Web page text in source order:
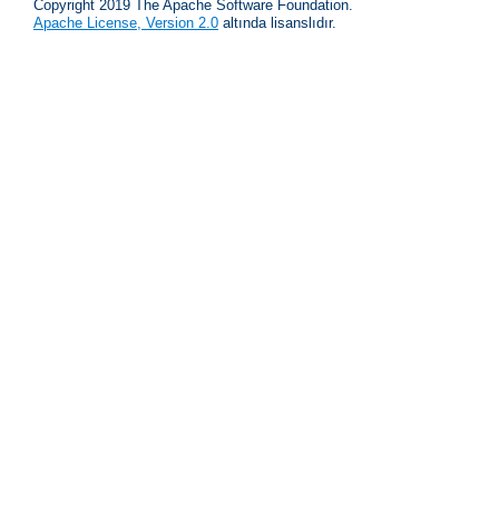
Copyright 2019 The Apache Software Foundation.
Apache License, Version 2.0 altında lisanslıdır.